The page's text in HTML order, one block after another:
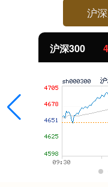
沪
沪深300